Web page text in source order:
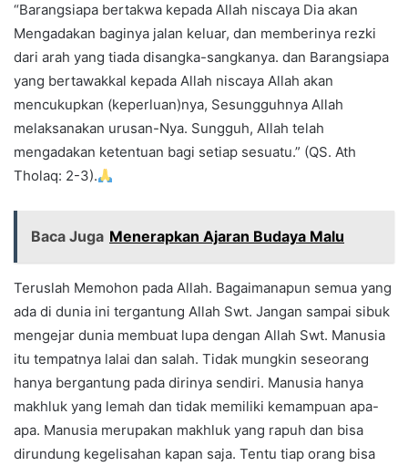
“Barangsiapa bertakwa kepada Allah niscaya Dia akan
Mengadakan baginya jalan keluar, dan memberinya rezki
dari arah yang tiada disangka-sangkanya. dan Barangsiapa
yang bertawakkal kepada Allah niscaya Allah akan
mencukupkan (keperluan)nya, Sesungguhnya Allah
melaksanakan urusan-Nya. Sungguh, Allah telah
mengadakan ketentuan bagi setiap sesuatu.” (QS. Ath
Tholaq: 2-3).
Baca Juga Menerapkan Ajaran Budaya Malu
Teruslah Memohon pada Allah. Bagaimanapun semua yang
ada di dunia ini tergantung Allah Swt. Jangan sampai sibuk
mengejar dunia membuat lupa dengan Allah Swt. Manusia
itu tempatnya lalai dan salah. Tidak mungkin seseorang
hanya bergantung pada dirinya sendiri. Manusia hanya
makhluk yang lemah dan tidak memiliki kemampuan apa-
apa. Manusia merupakan makhluk yang rapuh dan bisa
dirundung kegelisahan kapan saja. Tentu tiap orang bisa